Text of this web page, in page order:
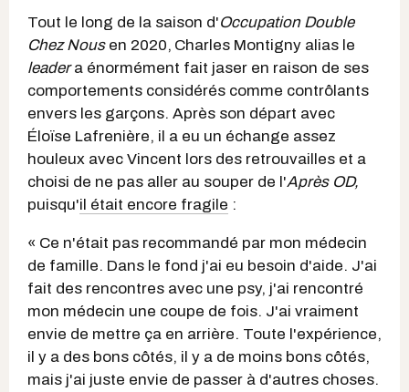
Tout le long de la saison d'Occupation Double
Chez Nous en 2020, Charles Montigny alias le
leadera énormément fait jaser en raison de ses
comportements considérés comme contrôlants
envers les garçons. Après son départ avec
Éloïse Lafrenière, il a eu un échange assez
houleux avec Vincent lors des retrouvailles et a
choisi de ne pas aller au souper de l'Après OD,
puisqu'il était encore fragile :
« Ce n'était pas recommandé par mon médecin
de famille. Dans le fond j'ai eu besoin d'aide. J'ai
fait des rencontres avec une psy, j'ai rencontré
mon médecin une coupe de fois. J'ai vraiment
envie de mettre ça en arrière. Toute l'expérience,
il y a des bons côtés, il y a de moins bons côtés,
mais j'ai juste envie de passer à d'autres choses.